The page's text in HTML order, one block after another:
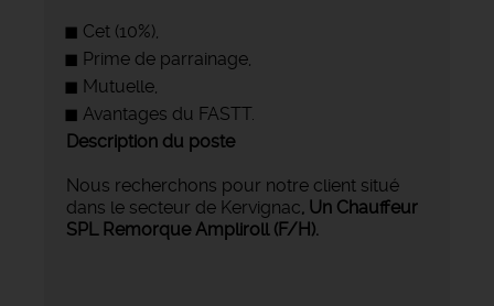
Cet (10%),
Prime de parrainage,
Mutuelle,
Avantages du FASTT.
Description du poste
Nous recherchons pour notre client situé
dans le secteur de Kervignac, Un Chauffeur
SPL Remorque Ampliroll (F/H).